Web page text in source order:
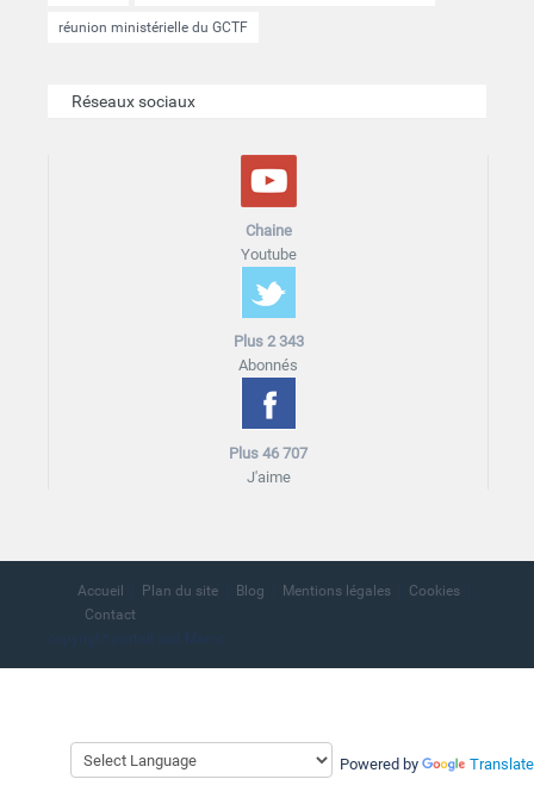
Powered by Translate
réunion ministérielle du GCTF
Réseaux sociaux
Chaine
Youtube
Plus 2 343
Abonnés
Plus 46 707
J'aime
Accueil Plan du site Blog Mentions légales
Cookies
Contact